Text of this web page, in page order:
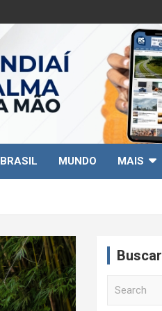
BRASIL MUNDO MAIS
Buscar